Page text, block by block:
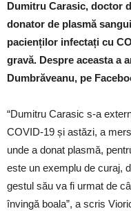
Dumitru Carasic, doctor
donator de plasmă
pacienților infectați cu
gravă. Despre aceasta a
Dumbrăveanu, pe
“Dumitru Carasic s-a
COVID-19 și astăzi, a
unde a donat plasmă,
este un exemplu de curaj,
gestul său va fi urmat de
învingă boala”, a scris